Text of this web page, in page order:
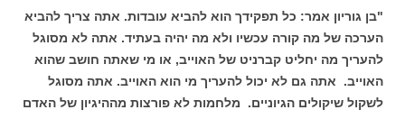
"בן גוריון אמר: כל תפקידך הוא להביא עובדות. אתה צריך להביא
הערכה של מה קורה עכשיו ולא מה יהיה בעתיד. אתה לא מסוגל
להעריך מה יחליט קברניט של האוייב, או מי שאתה חושב שהוא
האוייב. אתה גם לא יכול להעריך מי הוא האוייב. אתה מסוגל
לשקול שיקולים הגיוניים. מלחמות לא פורצות מההיגיון של האדם